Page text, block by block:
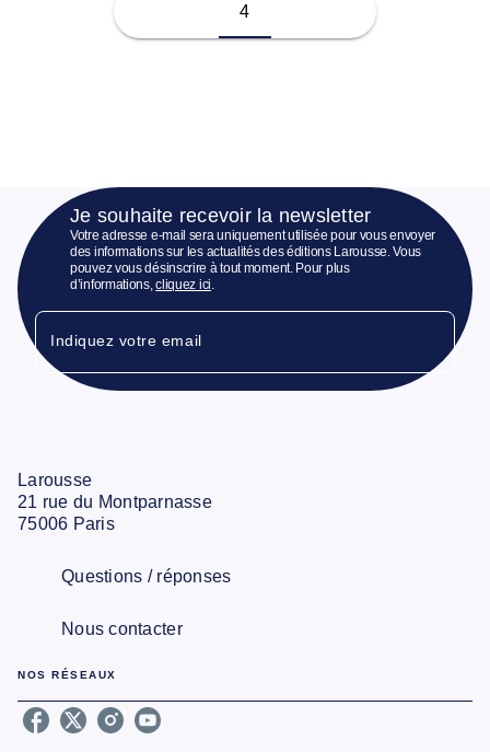
4
Je souhaite recevoir la newsletter
Votre adresse e-mail sera uniquement utilisée pour vous envoyer
des informations sur les actualités des éditions Larousse. Vous
pouvez vous désinscrire à tout moment. Pour plus
d’informations,cliquez ici.
Indiquez votre email
Larousse
21 rue du Montparnasse
75006 Paris
Questions / réponses
Nous contacter
NOS RÉSEAUX